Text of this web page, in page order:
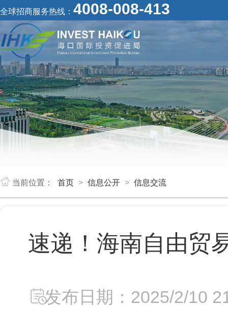
全球招商服务热线： 4008-008-413
当前位置： 首页 > 信息公开 > 信息交流
速递！海南自由贸
发布日期：2025/2/10